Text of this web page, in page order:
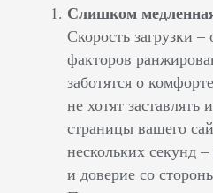
Слишком
Скорость загрузки
факторов
заботятся о
не хотят заставлять
страницы вашего
нескольких секунд
и доверие со